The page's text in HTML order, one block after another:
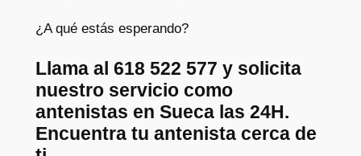
¿A qué estás esperando?
Llama al 618 522 577 y solicita
nuestro servicio como
antenistas en Sueca las 24H.
Encuentra tu antenista cerca de